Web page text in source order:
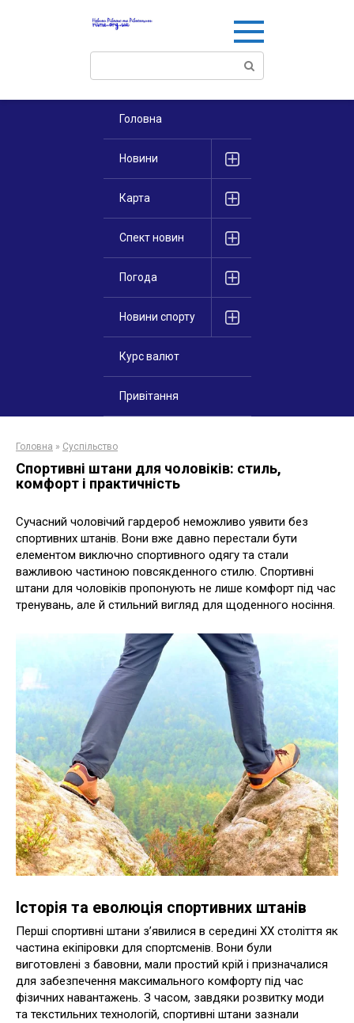
Поиск:
Головна
Новини
Карта
Спект новин
Погода
Новини спорту
Курс валют
Привітання
Головна » Суспільство
Спортивні штани для чоловіків: стиль,
комфорт і практичність
Сучасний чоловічий гардероб неможливо уявити без
спортивних штанів. Вони вже давно перестали бути
елементом виключно спортивного одягу та стали
важливою частиною повсякденного стилю. Спортивні
штани для чоловіків пропонують не лише комфорт під час
тренувань, але й стильний вигляд для щоденного носіння.
Історія та еволюція спортивних штанів
Перші спортивні штани з’явилися в середині ХХ століття як
частина екіпіровки для спортсменів. Вони були
виготовлені з бавовни, мали простий крій і призначалися
для забезпечення максимального комфорту під час
фізичних навантажень. З часом, завдяки розвитку моди
та текстильних технологій, спортивні штани зазнали